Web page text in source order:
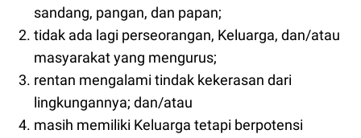
sandang, pangan, dan papan;
tidak ada lagi perseorangan, Keluarga, dan/atau
masyarakat yang mengurus;
rentan mengalami tindak kekerasan dari
lingkungannya; dan/atau
masih memiliki Keluarga tetapi berpotensi